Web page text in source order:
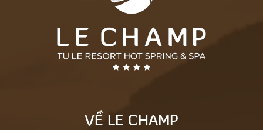
VỀ LE CHAMP